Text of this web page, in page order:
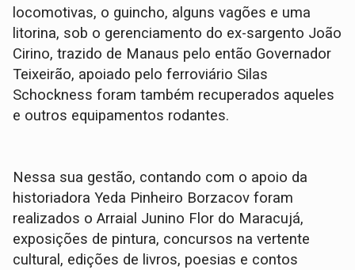
locomotivas, o guincho, alguns vagões e uma
litorina, sob o gerenciamento do ex-sargento João
Cirino, trazido de Manaus pelo então Governador
Teixeirão, apoiado pelo ferroviário Silas
Schockness foram também recuperados aqueles
e outros equipamentos rodantes.
Nessa sua gestão, contando com o apoio da
historiadora Yeda Pinheiro Borzacov foram
realizados o Arraial Junino Flor do Maracujá,
exposições de pintura, concursos na vertente
cultural, edições de livros, poesias e contos